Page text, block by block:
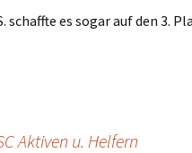
schaffte es sogar auf den 3.
Aktiven u. Helfern